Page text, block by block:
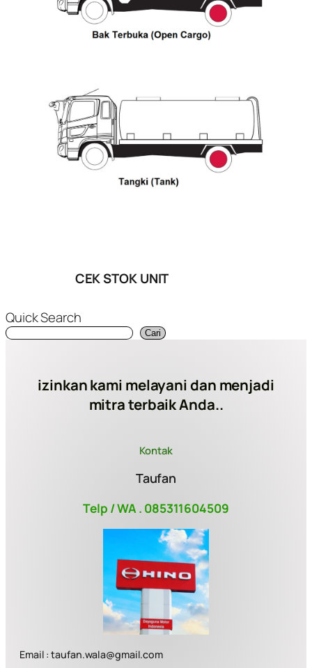
CEK STOK UNIT
Quick Search
Cari
izinkan kami melayani dan menjadi
mitra terbaik Anda..
Kontak
Taufan
Telp / WA . 085311604509
Email : taufan.wala@gmail.com